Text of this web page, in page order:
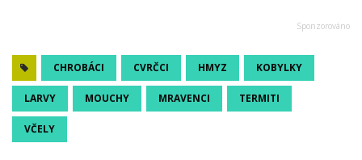
CHROBÁCI CVRČCI HMYZ KOBYLKY
LARVY MOUCHY MRAVENCI TERMITI
VČELY